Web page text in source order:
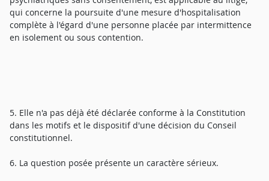
qui concerne la poursuite d'une mesure d'hospitalisation
complète à l'égard d'une personne placée par intermittence
en isolement ou sous contention.
5. Elle n'a pas déjà été déclarée conforme à la Constitution
dans les motifs et le dispositif d'une décision du Conseil
constitutionnel.
6. La question posée présente un caractère sérieux.